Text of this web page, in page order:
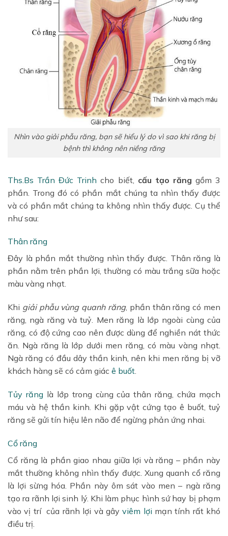
Nhìn vào giải phẫu răng, bạn sẽ hiểu lý do vì sao khi răng bị
bệnh thì không nên niềng răng
Ths.Bs Trần Đức Trinh cho biết, cấu tạo răng gồm 3
phần. Trong đó có phần mắt chúng ta nhìn thấy được
và có phần mắt chúng ta không nhìn thấy được. Cụ thể
như sau:
Thân răng
Đây là phần mắt thường nhìn thấy được. Thân răng là
phần nằm trên phần lợi, thường có màu trắng sữa hoặc
màu vàng nhạt.
Khi giải phẫu vùng quanh răng, phần thân răng có men
răng, ngà răng và tuỷ. Men răng là lớp ngoài cùng của
răng, có độ cứng cao nên được dùng để nghiền nát thức
ăn. Ngà răng là lớp dưới men răng, có màu vàng nhạt.
Ngà răng có đầu dây thần kinh, nên khi men răng bị vỡ
khách hàng sẽ có cảm giác ê buốt.
Tủy rănglà lớp trong cùng của thân răng, chứa mạch
máu và hệ thần kinh. Khi gặp vật cứng tạo ê buốt, tuỷ
răng sẽ gửi tín hiệu lên não để ngừng phản ứng nhai.
Cổ răng
Cổ răng là phần giao nhau giữa lợi và răng – phần này
mắt thường không nhìn thấy được. Xung quanh cổ răng
là lợi sừng hóa. Phần này ôm sát vào men – ngà răng
tạo ra rãnh lợi sinh lý. Khi làm phục hình sứ hay bị phạm
vào vị trí của rãnh lợi và gâyviêm lợi mạn tính rất khó
điều trị.